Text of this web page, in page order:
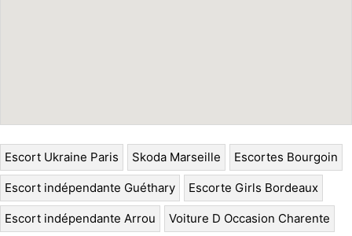
Escort Ukraine Paris Skoda Marseille Escortes Bourgoin
Escort indépendante Guéthary Escorte Girls Bordeaux
Escort indépendante Arrou Voiture D Occasion Charente